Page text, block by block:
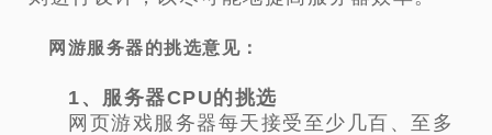
网游服务器的挑选意见：
1、服务器CPU的挑选
网页游戏服务器每天接受至少几百、至多